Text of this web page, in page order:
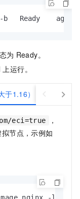
b   Ready
为 Ready。
上运行。
1.16） 方式二
eci=true
，
节点，示例如